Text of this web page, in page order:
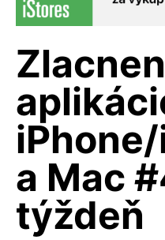
a Mac
týždeň